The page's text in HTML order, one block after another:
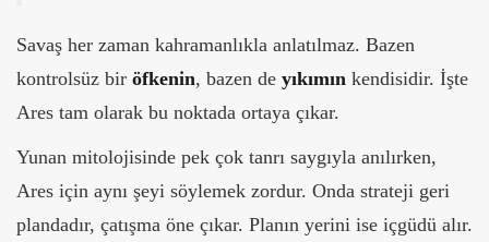
Savaş her zaman kahramanlıkla anlatılmaz. Bazen
kontrolsüz bir öfkenin, bazen de yıkımın kendisidir. İşte
Ares tam olarak bu noktada ortaya çıkar.
Yunan mitolojisinde pek çok tanrı saygıyla anılırken,
Ares için aynı şeyi söylemek zordur. Onda strateji geri
plandadır, çatışma öne çıkar. Planın yerini ise içgüdü alır.